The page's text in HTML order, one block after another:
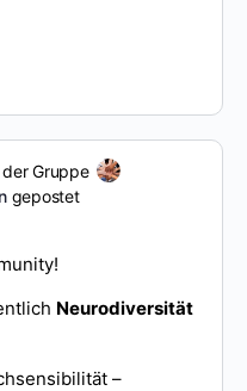
Gruppe
gepostet
Neurodiversität
–